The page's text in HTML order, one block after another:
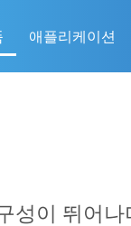
애플리케이션
성이 뛰어